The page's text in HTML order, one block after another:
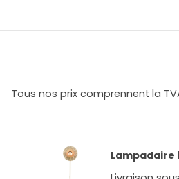
Tous nos prix comprennent la
Lampadaire